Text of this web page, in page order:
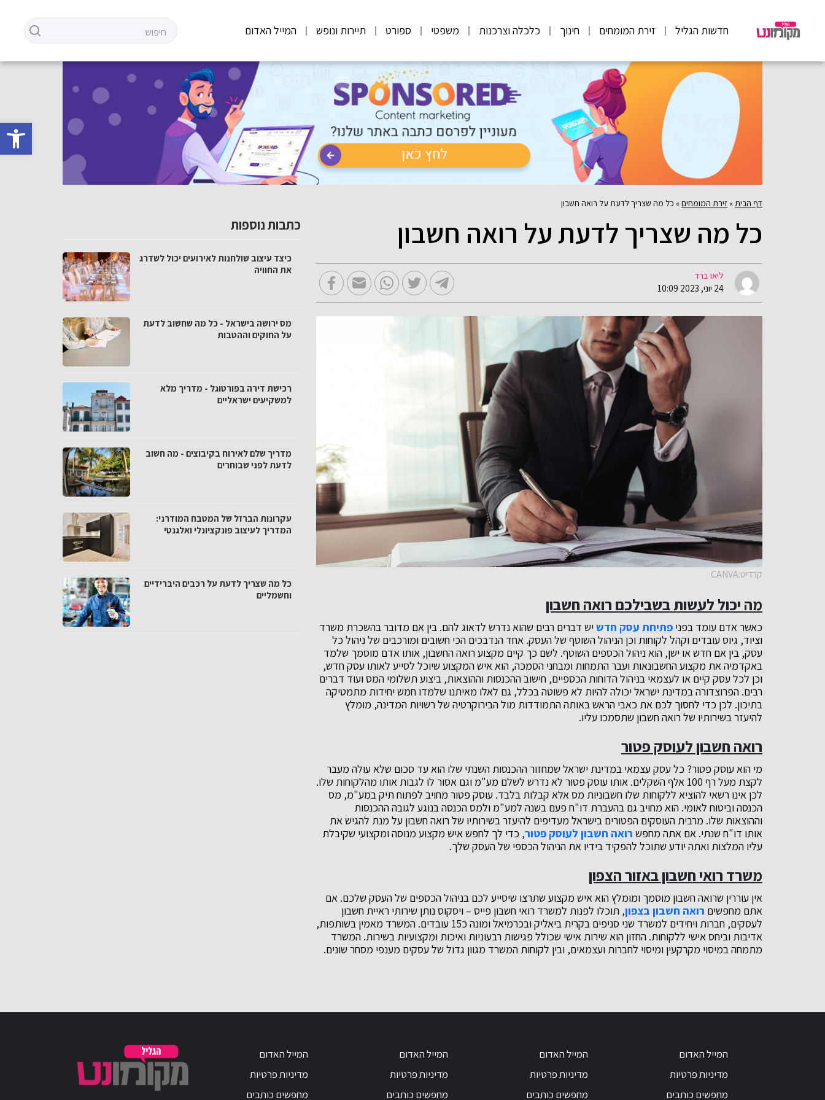
פתח
חדשות הגליל זירת המומחים חינוך כלכלה וצרכנות משפטי ספורט תיירות ונופש המייל האדום
דף הבית » זירת המומחים» כל מה שצריך לדעת על רואה חשבון
כל מה שצריך לדעת על רואה חשבון
ליאו ברד
24 יוני, 2023 10:09
קרדיט:CANVA
מה יכול לעשות בשבילכם רואה חשבון
כאשר אדם עומד בפני פתיחת עסק חדש יש דברים רבים שהוא נדרש לדאוג להם. בין אם מדובר בהשכרת משרד
וציוד, גיוס עובדים וקהל לקוחות וכן הניהול השוטף של העסק. אחד הנדבכים הכי חשובים ומורכבים של ניהול כל
עסק, בין אם חדש או ישן, הוא ניהול הכספים השוטף. לשם כך קיים מקצוע רואה החשבון, אותו אדם מוסמך שלמד
באקדמיה את מקצוע החשבונאות ועבר התמחות ומבחני הסמכה, הוא איש המקצוע שיוכל לסייע לאותו עסק חדש,
וכן לכל עסק קיים או לעצמאי בניהול הדוחות הכספיים, חישוב ההכנסות וההוצאות, ביצוע תשלומי המס ועוד דברים
רבים. הפרוצדורה במדינת ישראל יכולה להיות לא פשוטה בכלל, גם לאלו מאיתנו שלמדו חמש יחידות מתמטיקה
בתיכון. לכן כדי לחסוך לכם את כאבי הראש באותה התמודדות מול הבירוקרטיה של רשויות המדינה, מומלץ
להיעזר בשירותיו של רואה חשבון שתסמכו עליו.
רואה חשבון לעוסק פטור
מי הוא עוסק פטור? כל עסק עצמאי במדינת ישראל שמחזור ההכנסות השנתי שלו הוא עד סכום שלא עולה מעבר
לקצת מעל רף 100 אלף השקלים. אותו עוסק פטור לא נדרש לשלם מע"מ וגם אסור לו לגבות אותו מהלקוחות שלו.
לכן אינו רשאי להוציא ללקוחות שלו חשבוניות מס אלא קבלות בלבד. עוסק פטור מחויב לפתוח תיק במע"מ, מס
הכנסה וביטוח לאומי. הוא מחויב גם בהעברת דו"ח פעם בשנה למע"מ ולמס הכנסה בנוגע לגובה ההכנסות
וההוצאות שלו. מרבית העוסקים הפטורים בישראל מעדיפים להיעזר בשירותיו של רואה חשבון על מנת להגיש את
אותו דו"ח שנתי. אם אתה מחפש רואה חשבון לעוסק פטור, כדי לך לחפש איש מקצוע מנוסה ומקצועי שקיבלת
עליו המלצות ואתה יודע שתוכל להפקיד בידיו את הניהול הכספי של העסק שלך.
משרד רואי חשבון באזור הצפון
אין עוררין שרואה חשבון מוסמך ומומלץ הוא איש מקצוע שתרצו שיסייע לכם בניהול הכספים של העסק שלכם. אם
אתם מחפשים רואה חשבון בצפון, תוכלו לפנות למשרד רואי חשבון פייס – ויסקוס נותן שירותי ראיית חשבון
לעסקים, חברות ויחידים למשרד שני סניפים בקרית ביאליק ובכרמיאל ומונה כ15 עובדים. המשרד מאמין בשותפות,
אדיבות וביחס אישי ללקוחות. החזון הוא שירות אישי שכולל פגישות רבעוניות ואיכות ומקצועיות בשירות. המשרד
מתמחה במיסוי מקרקעין ומיסוי לחברות ועצמאים, ובין לקוחות המשרד מגוון גדול של עסקים מענפי מסחר שונים.
כתבות נוספות
כיצד עיצוב שולחנות לאירועים יכול לשדרג
את החוויה
מס ירושה בישראל - כל מה שחשוב לדעת
על החוקים וההטבות
רכישת דירה בפורטוגל - מדריך מלא
למשקיעים ישראליים
מדריך שלם לאירוח בקיבוצים - מה חשוב
לדעת לפני שבוחרים
עקרונות הברזל של המטבח המודרני:
המדריך לעיצוב פונקציונלי ואלגנטי
כל מה שצריך לדעת על רכבים היברידיים
וחשמליים
המייל האדום
מדיניות פרטיות
מחפשים כותבים
המייל האדום
מדיניות פרטיות
מחפשים כותבים
המייל האדום
מדיניות פרטיות
מחפשים כותבים
המייל האדום
מדיניות פרטיות
מחפשים כותבים